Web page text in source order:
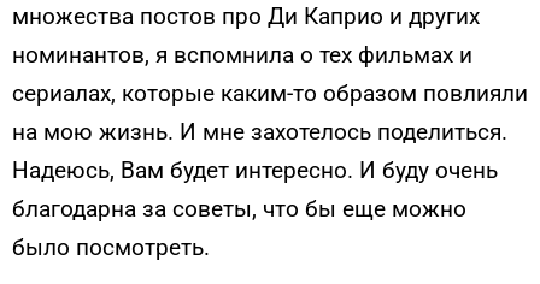
множества постов про Ди Каприо и других
номинантов, я вспомнила о тех фильмах и
сериалах, которые каким-то образом повлияли
на мою жизнь. И мне захотелось поделиться.
Надеюсь, Вам будет интересно. И буду очень
благодарна за советы, что бы еще можно
было посмотреть.